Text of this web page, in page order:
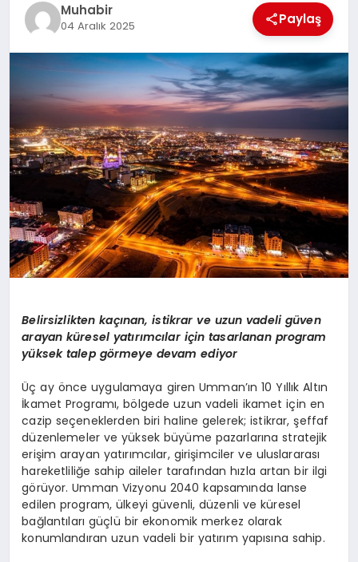
MAGAZIN
EGITIM
YAŞAM
Muhabir
04 Aralık 2025 Paylaş
Belirsizlikten kaçınan, istikrar ve uzun vadeli güven
arayan küresel yatırımcılar için tasarlanan program
yüksek talep görmeye devam ediyor
Üçay önce uygulamaya giren Umman’ın 10 Yıllık Altın
İkamet Programı, bölgede uzun vadeli ikamet için en
cazip seçeneklerden biri haline gelerek; istikrar, şeffaf
düzenlemeler ve yüksek büyüme pazarlarına stratejik
erişim arayan yatırımcılar, girişimciler ve uluslararası
hareketliliğe sahip aileler tarafından hızla artan bir ilgi
görüyor. Umman Vizyonu 2040 kapsamında lanse
edilen program, ülkeyi güvenli, düzenli ve küresel
bağlantıları güçlü bir ekonomik merkez olarak
konumlandıran uzun vadeli bir yatırım yapısına sahip.